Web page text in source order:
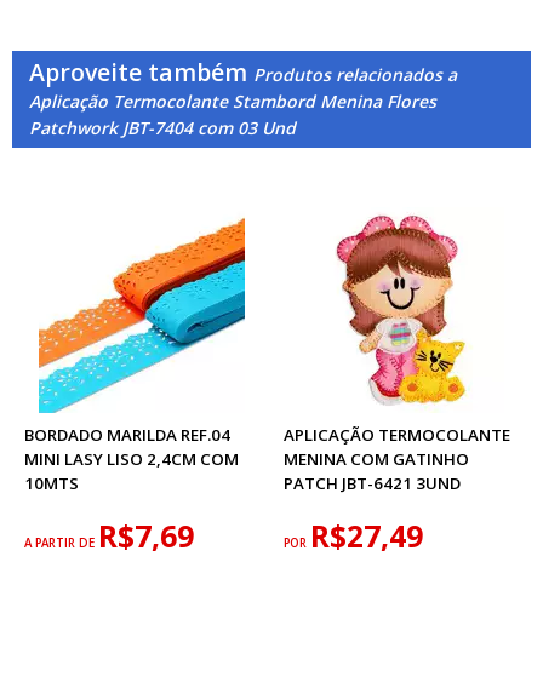
Aproveite também Produtos relacionados a
Aplicação Termocolante Stambord Menina Flores
Patchwork JBT-7404 com 03 Und
BORDADO MARILDA REF.04
MINI LASY LISO 2,4CM COM
10MTS
A PARTIR DE R$7,69
APLICAÇÃO TERMOCOLANTE
MENINA COM GATINHO
PATCH JBT-6421 3UND
POR R$27,49